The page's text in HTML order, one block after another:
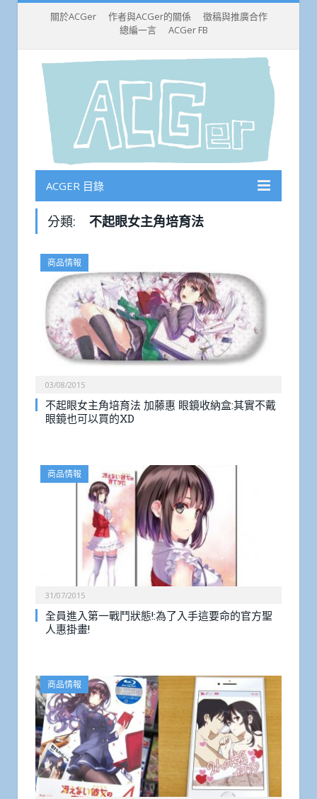
關於ACGer 作者與ACGer的關係
徵稿與推廣合作
總編一言
ACGer FB
ACGER 目錄
分類: 不起眼女主角培育法
商品情報
03/08/2015
不起眼女主角培育法 加藤惠 眼鏡收納盒:其實不戴
眼鏡也可以買的XD
商品情報
31/07/2015
全員進入第一戰鬥狀態!:為了入手這要命的官方聖
人惠掛畫!
商品情報